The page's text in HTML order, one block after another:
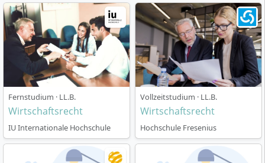
Fernstudium · LL.B.
Wirtschaftsrecht
IU Internationale Hochschule
Vollzeitstudium · LL.B.
Wirtschaftsrecht
Hochschule Fresenius